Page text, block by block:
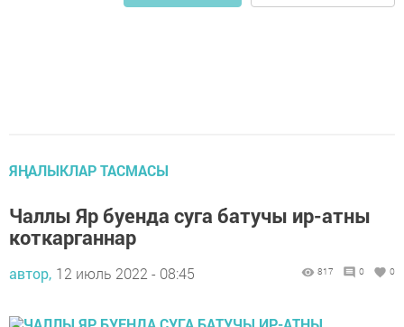
ЯҢАЛЫКЛАР ТАСМАСЫ
Чаллы Яр буенда суга батучы ир-атны
коткарганнар
автор, 12 июль 2022 - 08:45 817 0 0